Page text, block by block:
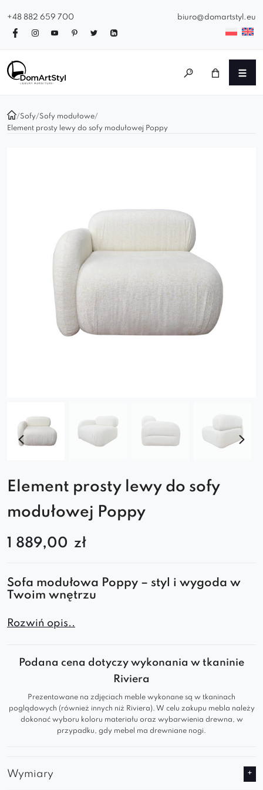
+48 882 659 700 biuro@domartstyl.eu
/Sofy/Sofy modułowe/
Element prosty lewy do sofy modułowej Poppy
Element prosty lewy do sofy
modułowej Poppy
1 889,00 zł
Sofa modułowa Poppy – styl i wygoda w
Twoim wnętrzu
Sofa modułowa Poppy to nowoczesne i
ją do swoich potrzeb, tworząc komfortową
przestrzeń do relaksu.
Cechy produktu:
Modułowa konstrukcja– możliwość
Ergonomiczne siedzisko
Rozwiń opis..
Podana cena dotyczy wykonania w tkaninie
Riviera
Prezentowane na zdjęciach meble wykonane są w tkaninach
poglądowych (również innych niż Riviera). W celu zakupu mebla należy
dokonać wyboru koloru materiału oraz wybarwienia drewna, w
przypadku, gdy mebel ma drewniane nogi.
Wymiary